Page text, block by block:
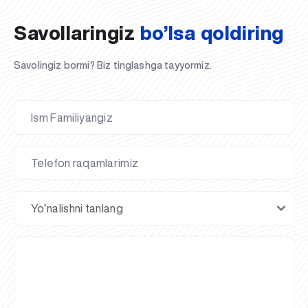
Savollaringiz bo’lsa qoldiring
Savolingiz bormi? Biz tinglashga tayyormiz.